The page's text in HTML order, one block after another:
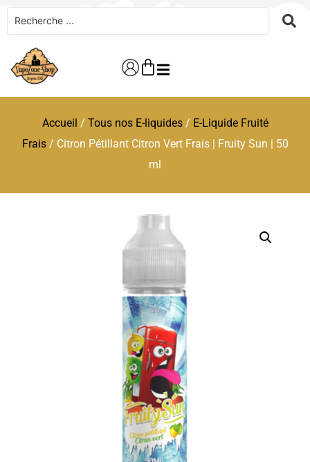
Accueil / Tous nos E-liquides/ E-Liquide Fruité
Frais/ Citron Pétillant Citron Vert Frais | Fruity Sun | 50
ml